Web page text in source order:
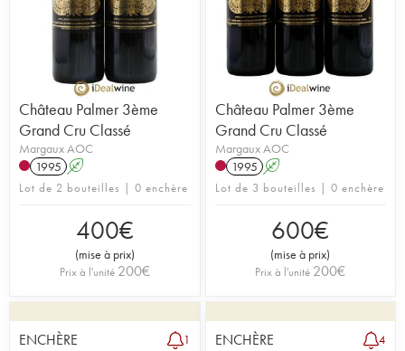
Château Palmer 3ème
Grand Cru Classé
Margaux AOC
1995 A
Lot de 2 bouteilles | 0 enchère
400€
(mise à prix)
Prix à l'unité 200€
Château Palmer 3ème
Grand Cru Classé
Margaux AOC
1995 A
Lot de 3 bouteilles | 0 enchère
600€
(mise à prix)
Prix à l'unité 200€
ENCHÈRE 1 ENCHÈRE 4